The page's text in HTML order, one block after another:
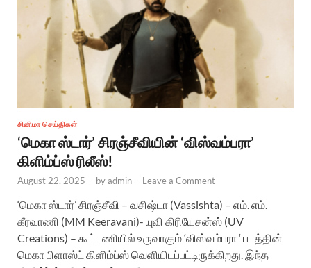
சினிமா செய்திகள்
‘மெகா ஸ்டார்’ சிரஞ்சீவியின் ‘விஸ்வம்பரா’
கிளிம்ப்ஸ் ரிலீஸ்!
August 22, 2025 - byadmin - Leave a Comment
‘மெகா ஸ்டார்’ சிரஞ்சீவி – வசிஷ்டா (Vassishta) – எம். எம்.
கீரவாணி (MM Keeravani)- யுவி கிரியேசன்ஸ் (UV
Creations) – கூட்டணியில் உருவாகும் ‘விஸ்வம்பரா ‘ படத்தின்
மெகா பிளாஸ்ட் கிளிம்ப்ஸ் வெளியிடப்பட்டிருக்கிறது. இந்த